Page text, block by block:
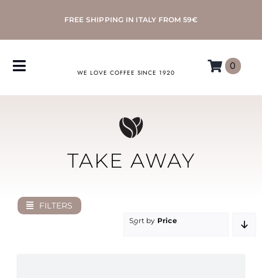
FREE SHIPPING IN ITALY FROM 59€
WE LOVE COFFEE SINCE 1920
Toggle
Navigation
MORETTINO
0
TAKE AWAY
FILTERS
Sort by Price